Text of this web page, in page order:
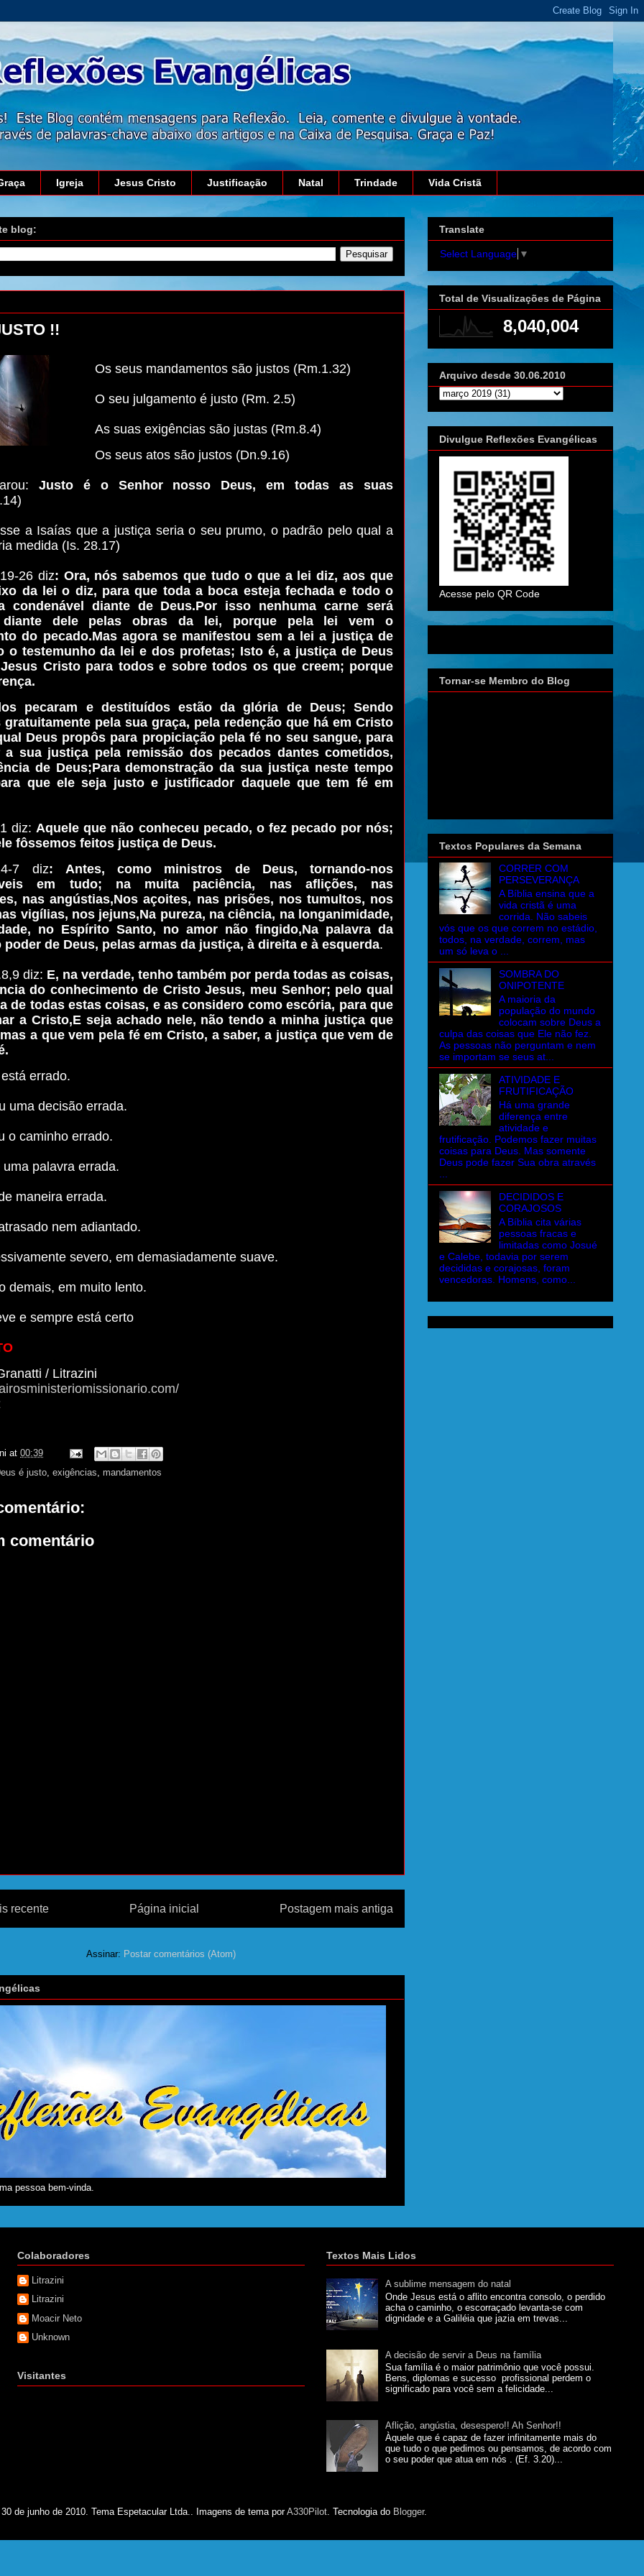
Igreja Jesus Cristo Justificação Natal Trindade Vida Cristã
blog:
!!
Os seus mandamentos são justos (Rm.1.32)
O seu julgamento é justo (Rm. 2.5)
As suas exigências são justas (Rm.8.4)
Os seus atos são justos (Dn.9.16)
Justo é o Senhor nosso Deus, em todas as suas
a Isaías que a justiça seria o seu prumo, o padrão pelo qual a
medida (Is. 28.17)
26 diz: Ora, nós sabemos que tudo o que a lei diz, aos que
da lei o diz, para que toda a boca esteja fechada e todo o
condenável diante de Deus.Por isso nenhuma carne será
diante dele pelas obras da lei, porque pela lei vem o
do pecado.Mas agora se manifestou sem a lei a justiça de
o testemunho da lei e dos profetas; Isto é, a justiça de Deus
Cristo para todos e sobre todos os que creem; porque
pecaram e destituídos estão da glória de Deus; Sendo
pela sua graça, pela redenção que há em Cristo
Deus propôs para propiciação pela fé no seu sangue, para
a sua justiça pela remissão dos pecados dantes cometidos,
de Deus;Para demonstração da sua justiça neste tempo
que ele seja justo e justificador daquele que tem fé em
diz:Aquele que não conheceu pecado, o fez pecado por nós;
fôssemos feitos justiça de Deus.
7 diz: Antes, como ministros de Deus, tornando-nos
em tudo; na muita paciência, nas aflições, nas
nas angústias,Nos açoites, nas prisões, nos tumultos, nos
vigílias, nos jejuns,Na pureza, na ciência, na longanimidade,
no Espírito Santo, no amor não fingido,Na palavra da
poder de Deus, pelas armas da justiça, à direita e à esquerda.
diz: E, na verdade, tenho também por perda todas as coisas,
do conhecimento de Cristo Jesus, meu Senhor; pelo qual
de todas estas coisas, e as considero como escória, para que
a Cristo,E seja achado nele, não tendo a minha justiça que
a que vem pela fé em Cristo, a saber, a justiça que vem de
errado.
uma decisão errada.
o caminho errado.
palavra errada.
maneira errada.
nem adiantado.
severo, em demasiadamente suave.
demais, em muito lento.
e sempre está certo
/ Litrazini
at 00:39
é justo, exigências, mandamentos
comentário
recente Postagem mais antiga
Página inicial
Assinar: Postar comentários (Atom)
pessoa bem-vinda.
Translate
Select Language ▼
Total de Visualizações de Página
8,040,004
Arquivo desde 30.06.2010
Divulgue Reflexões Evangélicas
Acesse pelo QR Code
Tornar-se Membro do Blog
Textos Populares da Semana
CORRER COM
PERSEVERANÇA
A Bíblia ensina que a
vida cristã é uma
corrida. Não sabeis
vós que os que correm no estádio,
todos, na verdade, correm, mas
um só leva o ...
SOMBRA DO
ONIPOTENTE
A maioria da
população do mundo
colocam sobre Deus a
culpa das coisas que Ele não fez.
As pessoas não perguntam e nem
se importam se seus at...
ATIVIDADE E
FRUTIFICAÇÃO
Há uma grande
diferença entre
atividade e
frutificação. Podemos fazer muitas
coisas para Deus. Mas somente
Deus pode fazer Sua obra através
DECIDIDOS E
CORAJOSOS
A Bíblia cita várias
pessoas fracas e
limitadas como Josué
e Calebe, todavia por serem
decididas e corajosas, foram
vencedoras. Homens, como...
Colaboradores
Litrazini
Litrazini
Moacir Neto
Unknown
Visitantes
Textos Mais Lidos
A sublime mensagem do natal
Onde Jesus está o aflito encontra consolo, o perdido
acha o caminho, o escorraçado levanta-se com
dignidade e a Galiléia que jazia em trevas...
A decisão de servir a Deus na família
Sua família é o maior patrimônio que você possui.
Bens, diplomas e sucesso profissional perdem o
significado para você sem a felicidade...
Aflição, angústia, desespero!! Ah Senhor!!
Àquele que é capaz de fazer infinitamente mais do
que tudo o que pedimos ou pensamos, de acordo com
o seu poder que atua em nós . (Ef. 3.20)...
de junho de 2010. Tema Espetacular Ltda.. Imagens de tema porA330Pilot. Tecnologia do Blogger.